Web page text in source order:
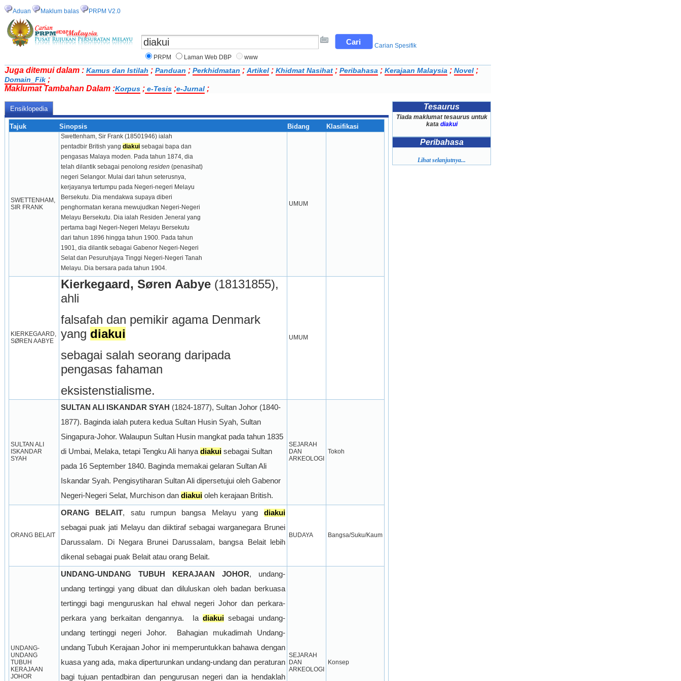
Aduan Maklum balas PRPM V2.0
Carian Spesifik
PRPM
Laman Web DBP www
Juga ditemui dalam : Kamus dan Istilah ; Panduan ; Perkhidmatan ; Artikel ; Khidmat Nasihat ; Peribahasa ; Kerajaan Malaysia ; Novel ;
Domain_Fik ;
Maklumat Tambahan Dalam :Korpus ; e-Tesis ;e-Jurnal ;
Ensiklopedia
Tajuk Sinopsis Bidang Klasifikasi
SWETTENHAM,
SIR FRANK
Swettenham, Sir Frank (18501946) ialah
pentadbir British yang diakui sebagai bapa dan
pengasas Malaya moden. Pada tahun 1874, dia
telah dilantik sebagai penolong residen (penasihat)
negeri Selangor. Mulai dari tahun seterusnya,
kerjayanya tertumpu pada Negeri-negeri Melayu
Bersekutu. Dia mendakwa supaya diberi
penghormatan kerana mewujudkan Negeri-Negeri
Melayu Bersekutu. Dia ialah Residen Jeneral yang
pertama bagi Negeri-Negeri Melayu Bersekutu
dari tahun 1896 hingga tahun 1900. Pada tahun
1901, dia dilantik sebagai Gabenor Negeri-Negeri
Selat dan Pesuruhjaya Tinggi Negeri-Negeri Tanah
Melayu. Dia bersara pada tahun 1904.
UMUM
KIERKEGAARD,
SØREN AABYE
Kierkegaard, Søren Aabye (18131855),
ahli
falsafah dan pemikir agama Denmark
yang diakui
sebagai salah seorang daripada
pengasas fahaman
eksistenstialisme.
UMUM
SULTAN ALI
ISKANDAR
SYAH
SULTAN ALI ISKANDAR SYAH (1824-1877), Sultan Johor (1840-
1877). Baginda ialah putera kedua Sultan Husin Syah, Sultan
Singapura-Johor. Walaupun Sultan Husin mangkat pada tahun 1835
di Umbai, Melaka, tetapi Tengku Ali hanya diakui sebagai Sultan
pada 16 September 1840. Baginda memakai gelaran Sultan Ali
Iskandar Syah. Pengisytiharan Sultan Ali dipersetujui oleh Gabenor
Negeri-Negeri Selat, Murchison dan diakui oleh kerajaan British.
SEJARAH
DAN
ARKEOLOGI
Tokoh
ORANG BELAIT
ORANG BELAIT, satu rumpun bangsa Melayu yang diakui
sebagai puak jati Melayu dan diiktiraf sebagai warganegara Brunei
Darussalam. Di Negara Brunei Darussalam, bangsa Belait lebih
dikenal sebagai puak Belait atau orang Belait.
BUDAYA Bangsa/Suku/Kaum
UNDANG-
UNDANG
TUBUH
KERAJAAN
JOHOR
UNDANG-UNDANG TUBUH KERAJAAN JOHOR, undang-
undang tertinggi yang dibuat dan diluluskan oleh badan berkuasa
tertinggi bagi menguruskan hal ehwal negeri Johor dan perkara-
perkara yang berkaitan dengannya.
Ia diakui sebagai undang-
undang tertinggi negeri Johor.
Bahagian mukadimah Undang-
undang Tubuh Kerajaan Johor ini memperuntukkan bahawa dengan
kuasa yang ada, maka diperturunkan undang-undang dan peraturan
bagi tujuan pentadbiran dan pengurusan negeri dan ia hendaklah
SEJARAH
DAN
ARKEOLOGI
Konsep
Tesaurus
Tiada maklumat tesaurus untuk
kata diakui
Peribahasa
Lihat selanjutnya...